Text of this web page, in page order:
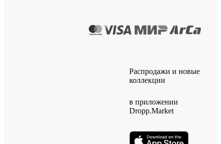
Распродажи и новые
коллекции
в приложении
Dropp.Market